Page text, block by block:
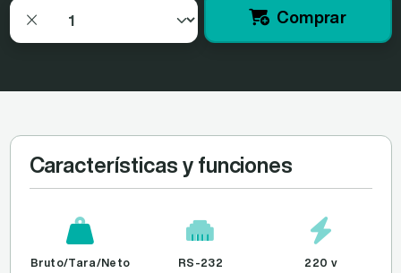
Comprar
Características y funciones
Bruto/Tara/Neto RS-232 220 v